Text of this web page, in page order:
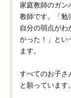
家庭教師のガン
教師です。「勉
自分の弱点がわ
かった！」とい
ます。
すべてのお子さ
と願っています